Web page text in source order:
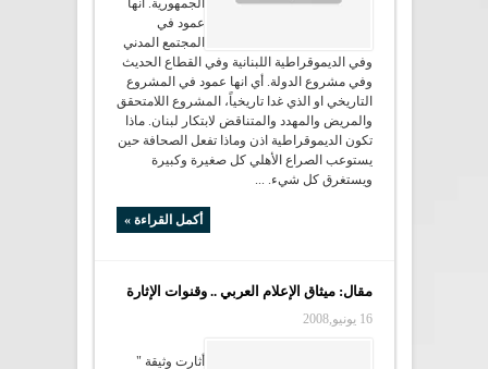
الجمهورية. انها
عمود في
المجتمع المدني
وفي الديموقراطية اللبنانية وفي القطاع الحديث
وفي مشروع الدولة. أي انها عمود في المشروع
التاريخي او الذي غدا تاريخياً، المشروع اللامتحقق
والمريض والمهدد والمتناقض لابتكار لبنان. ماذا
تكون الديموقراطية اذن وماذا تفعل الصحافة حين
يستوعب الصراع الأهلي كل صغيرة وكبيرة
ويستغرق كل شيء. ...
أكمل القراءة »
مقال: ميثاق الإعلام العربي .. وقنوات الإثارة
16 يونيو,2008
أثارت وثيقة "